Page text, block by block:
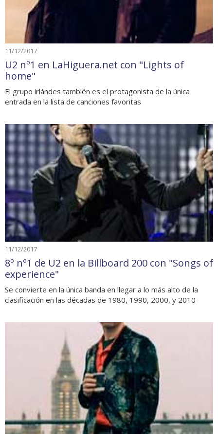
11/12/2017
U2 nº1 en LaHiguera.net con "Lights of
home"
El grupo irlándes también es el protagonista de la única
entrada en la lista de canciones favoritas
11/12/2017
8º nº1 de U2 en la Billboard 200 con "Songs of
experience"
Se convierte en la única banda en llegar a lo más alto de la
clasificación en las décadas de 1980, 1990, 2000, y 2010